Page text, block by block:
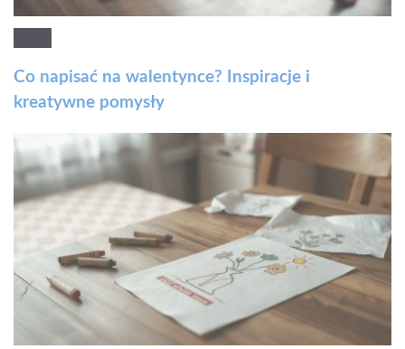
Co napisać na walentynce? Inspiracje i
kreatywne pomysły